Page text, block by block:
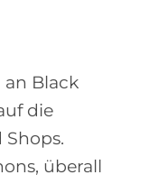
an Black
die
überall